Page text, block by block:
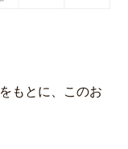
もとに、このお